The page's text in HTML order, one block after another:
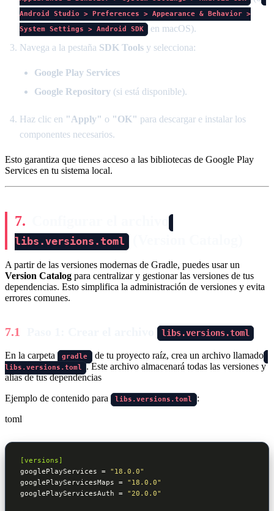
Android Studio > Preferences > Appearance & Behavior >
System Settings > Android SDK
en macOS).
Navega a la pestaña SDK Tools y selecciona:
Google Play Services
Google Repository (si está disponible).
Haz clic en "Apply" o "OK" para descargar e instalar los
componentes necesarios.
Esto garantiza que tienes acceso a las bibliotecas de Google Play
Services en tu sistema local.
libs.versions.toml
A partir de las versiones modernas de Gradle, puedes usar un
Version Catalog para centralizar y gestionar las versiones de tus
dependencias. Esto simplifica la administración de versiones y evita
errores comunes.
libs.versions.toml
En la carpeta gradle de tu proyecto raíz, crea un archivo llamado
libs.versions.toml
. Este archivo almacenará todas las versiones y
alias de tus dependencias
Ejemplo de contenido para
libs.versions.toml
:
toml
[versions]
googlePlayServices = "18.0.0"
googlePlayServicesMaps = "18.0.0"
googlePlayServicesAuth = "20.0.0"